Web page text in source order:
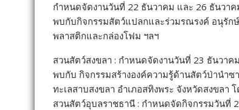
กำหนดจัดงานวันที่ 22 ธันวาคม และ 26 ธันวา
พบกับกิจกรรมสัตว์แปลกและร่วมรณรงค์ อนุรัก
พลาสติกและกล่องโฟม ฯลฯ
สวนสัตว์สงขลา : กำหนดจัดงานวันที่ 23 ธันวาค
พบกับ กิจกรรมสร้างองค์ความรู้ด้านสัตว์ป่านำ
ทะเลสาบสงขลา อำเภอสทิงพระ จังหวัดสงขล
สวนสัตว์อุบลราชธานี : กำหนดจัดกิจกรรมวันที่